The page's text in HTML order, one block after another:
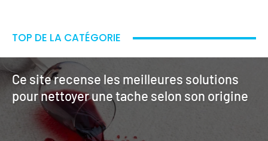
TOP DE LA CATÉGORIE
Ce site recense les meilleures solutions
pour nettoyer une tache selon son origine